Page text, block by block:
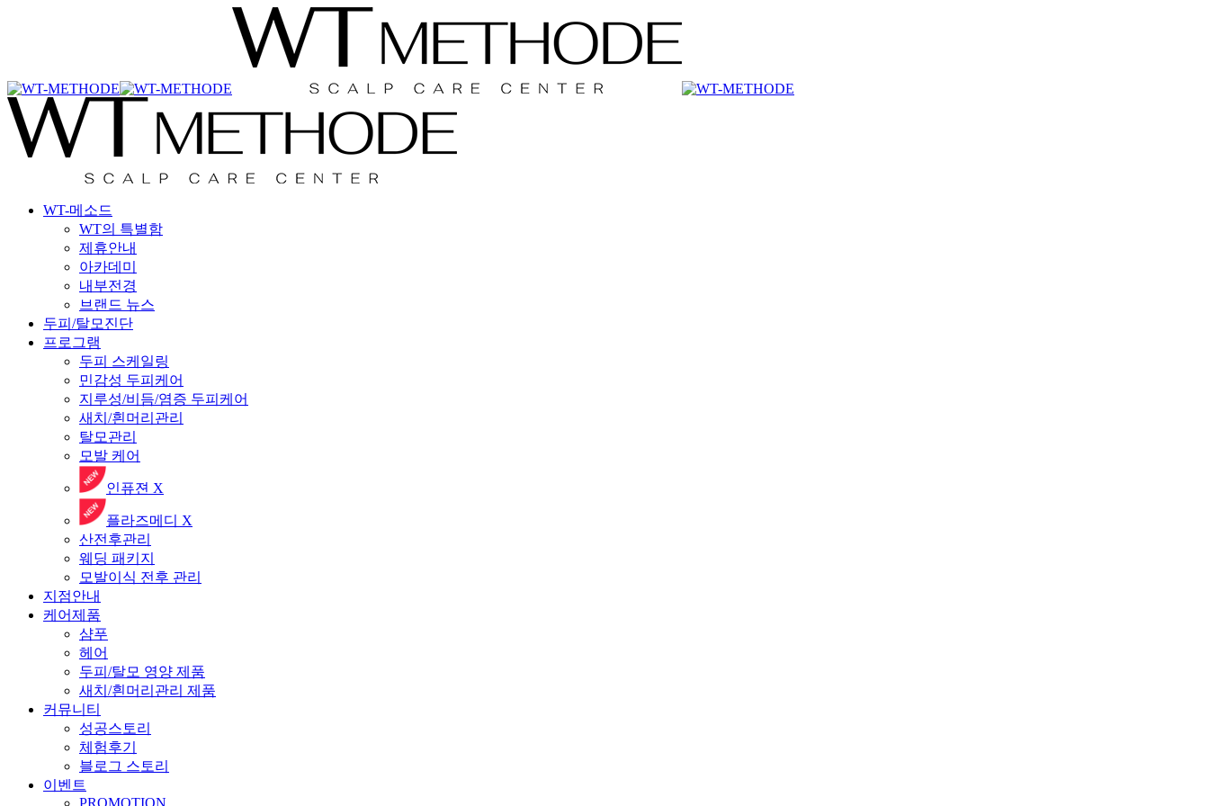
국내 최초 두피케어 브랜드 WT메소드 | 두피도 PT받자
국내 최초 두피케어 브랜드 WT메소드 | 두피도 PT받자
Menu
WT-메소드
WT의 특별함
제휴안내
아카데미
내부전경
브랜드 뉴스
두피/탈모진단
프로그램
두피 스케일링
민감성 두피케어
지루성/비듬/염증 두피케어
새치/흰머리관리
탈모관리
모발 케어
인퓨젼 X
플라즈메디 X
산전후관리
웨딩 패키지
모발이식 전후 관리
지점안내
케어제품
샴푸
헤어
두피/탈모 영양 제품
새치/흰머리관리 제품
커뮤니티
성공스토리
체험후기
블로그 스토리
이벤트
PROMOTION